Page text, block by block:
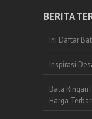
BERITA
Ini Daftar
Inspirasi
Bata Ringan
Harga